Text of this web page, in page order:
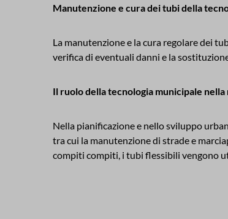
Manutenzione e cura dei tubi della
La manutenzione e la cura regolare dei
verifica di eventuali danni e la
Il ruolo della tecnologia municipale
Nella pianificazione e nello sviluppo
tra cui la manutenzione di strade e
compiti compiti, i tubi flessibili vengono